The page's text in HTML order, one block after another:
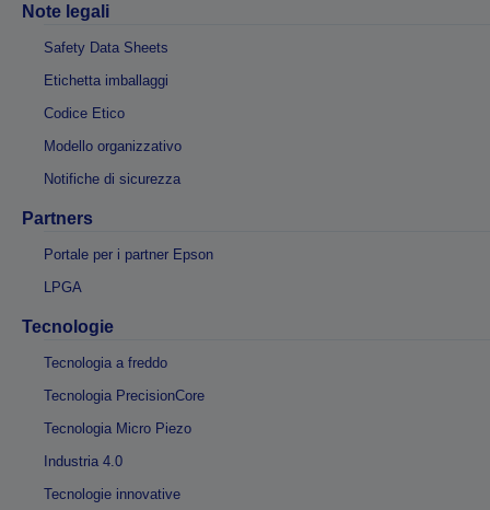
Note legali
Safety Data Sheets
Etichetta imballaggi
Codice Etico
Modello organizzativo
Notifiche di sicurezza
Partners
Portale per i partner Epson
LPGA
Tecnologie
Tecnologia a freddo
Tecnologia PrecisionCore
Tecnologia Micro Piezo
Industria 4.0
Tecnologie innovative